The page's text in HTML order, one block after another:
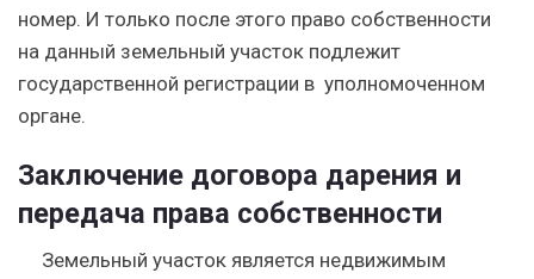
номер. И только после этого право собственности
на данный земельный участок подлежит
государственной регистрации в уполномоченном
органе.
Заключение договора дарения и
передача права собственности
Земельный участок является недвижимым